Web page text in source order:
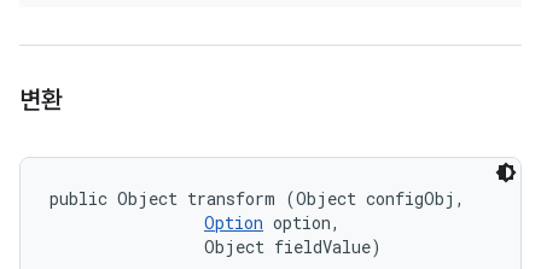
변환
public Object transform (Object configObj,
Option option,
                Object fieldValue)